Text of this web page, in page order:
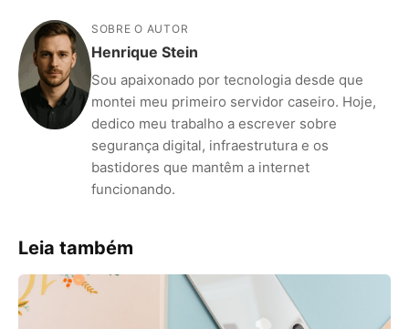
SOBRE O AUTOR
Henrique Stein
Sou apaixonado por tecnologia desde que
montei meu primeiro servidor caseiro. Hoje,
dedico meu trabalho a escrever sobre
segurança digital, infraestrutura e os
bastidores que mantêm a internet
funcionando.
Leia também